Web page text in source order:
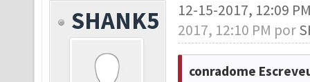
SHANK5
12-15-2017, 12:09
2017, 12:10 PM por
conradome